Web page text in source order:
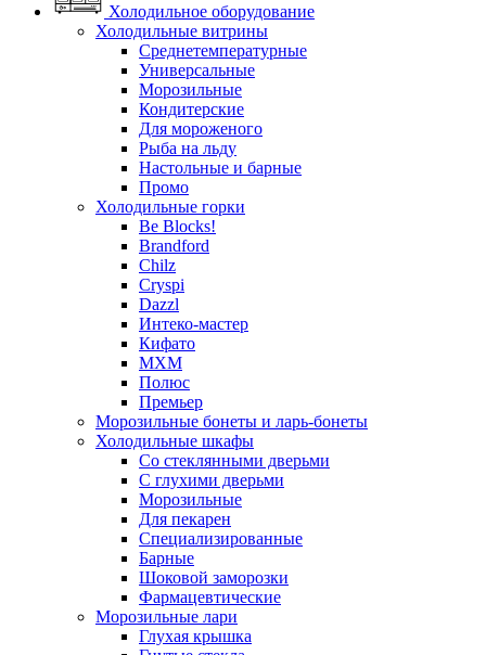
Холодильное оборудование
Холодильные витрины
Среднетемпературные
Универсальные
Морозильные
Кондитерские
Для мороженого
Рыба на льду
Настольные и барные
Промо
Холодильные горки
Be Blocks!
Brandford
Chilz
Cryspi
Dazzl
Интеко-мастер
Кифато
МХМ
Полюс
Премьер
Морозильные бонеты и ларь-бонеты
Холодильные шкафы
Со стеклянными дверьми
С глухими дверьми
Морозильные
Для пекарен
Специализированные
Барные
Шоковой заморозки
Фармацевтические
Морозильные лари
Глухая крышка